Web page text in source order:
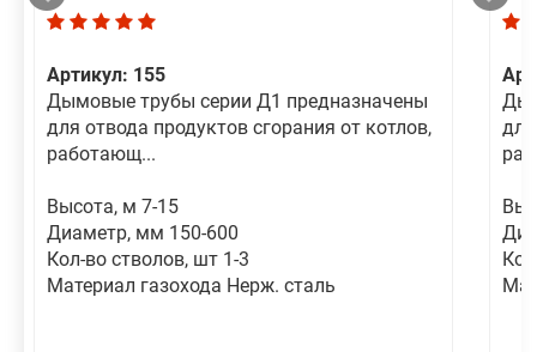
Артикул: 155
Дымовые трубы серии Д1 предназначены
для отвода продуктов сгорания от котлов,
работающ...
Высота, м 7-15
Диаметр, мм 150-600
Кол-во стволов, шт 1-3
Материал газохода Нерж. сталь